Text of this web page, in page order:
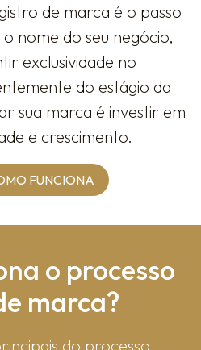
de marca é o passo
nome do seu negócio,
exclusividade no
do estágio da
sua marca é investir em
e crescimento.
FUNCIONA
o processo
marca?
do processo